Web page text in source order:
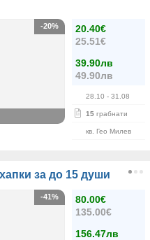
20.40€
25.51€
39.90лв
49.90лв
28.10 - 31.08
15 грабнати
кв. Гео Милев
-20%
за до 15 души
80.00€
135.00€
156.47лв
-41%